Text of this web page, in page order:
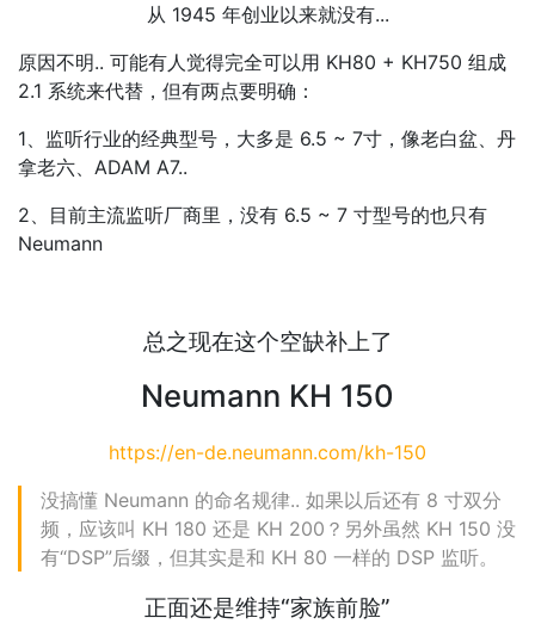
从 1945 年创业以来就没有...
原因不明.. 可能有人觉得完全可以用 KH80 + KH750 组成
2.1 系统来代替，但有两点要明确：
1、监听行业的经典型号，大多是 6.5 ~ 7寸，像老白盆、丹
拿老六、ADAM A7..
2、目前主流监听厂商里，没有 6.5 ~ 7 寸型号的也只有
Neumann
总之现在这个空缺补上了
Neumann KH 150
https://en-de.neumann.com/kh-150
没搞懂 Neumann 的命名规律.. 如果以后还有 8 寸双分
频，应该叫 KH 180 还是 KH 200？另外虽然 KH 150 没
有“DSP”后缀，但其实是和 KH 80 一样的 DSP 监听。
正面还是维持“家族前脸”